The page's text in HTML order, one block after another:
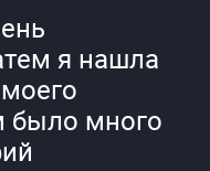
я нашла
было много